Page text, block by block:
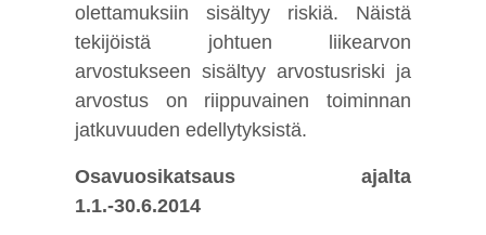
olettamuksiin sisältyy riskiä. Näistä
tekijöistä johtuen liikearvon
arvostukseen sisältyy arvostusriski ja
arvostus on riippuvainen toiminnan
jatkuvuuden edellytyksistä.
Osavuosikatsaus ajalta
1.1.-30.6.2014